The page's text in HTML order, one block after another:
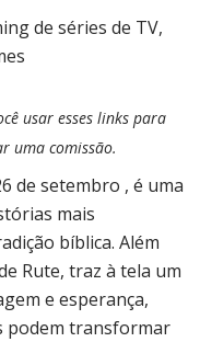
usar esses links para
uma comissão.
de setembro , é uma
mais
bíblica. Além
Rute, traz à tela um
e esperança,
podem transformar